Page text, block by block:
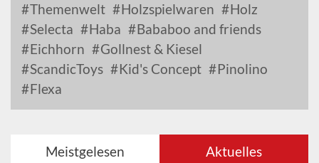
Themenwelt Holzspielwaren
Holz
Selecta
Haba
Bababoo and friends
Eichhorn
Gollnest & Kiesel
ScandicToys
Kid's Concept
Pinolino
Flexa
Meistgelesen Aktuelles